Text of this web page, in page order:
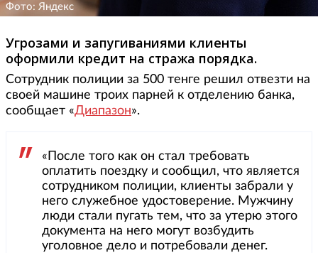
Фото: Яндекс
Угрозами и запугиваниями клиенты
оформили кредит на стража порядка.
Сотрудник полиции за 500 тенге решил отвезти на
своей машине троих парней к отделению банка,
сообщает «Диапазон».
«После того как он стал требовать
оплатить поездку и сообщил, что является
сотрудником полиции, клиенты забрали у
него служебное удостоверение. Мужчину
люди стали пугать тем, что за утерю этого
документа на него могут возбудить
уголовное дело и потребовали денег.